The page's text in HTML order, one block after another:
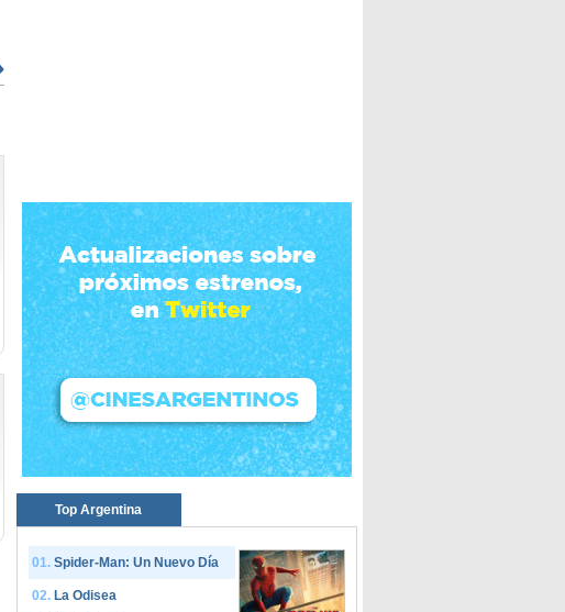
Top Argentina
Spider-Man: Un Nuevo Día
La Odisea